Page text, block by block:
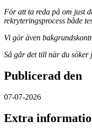
För att ta reda på om just
rekryteringsprocess både
Vi gör även
Så går det till när du söker
Publicerad den
07-07-2026
Extra